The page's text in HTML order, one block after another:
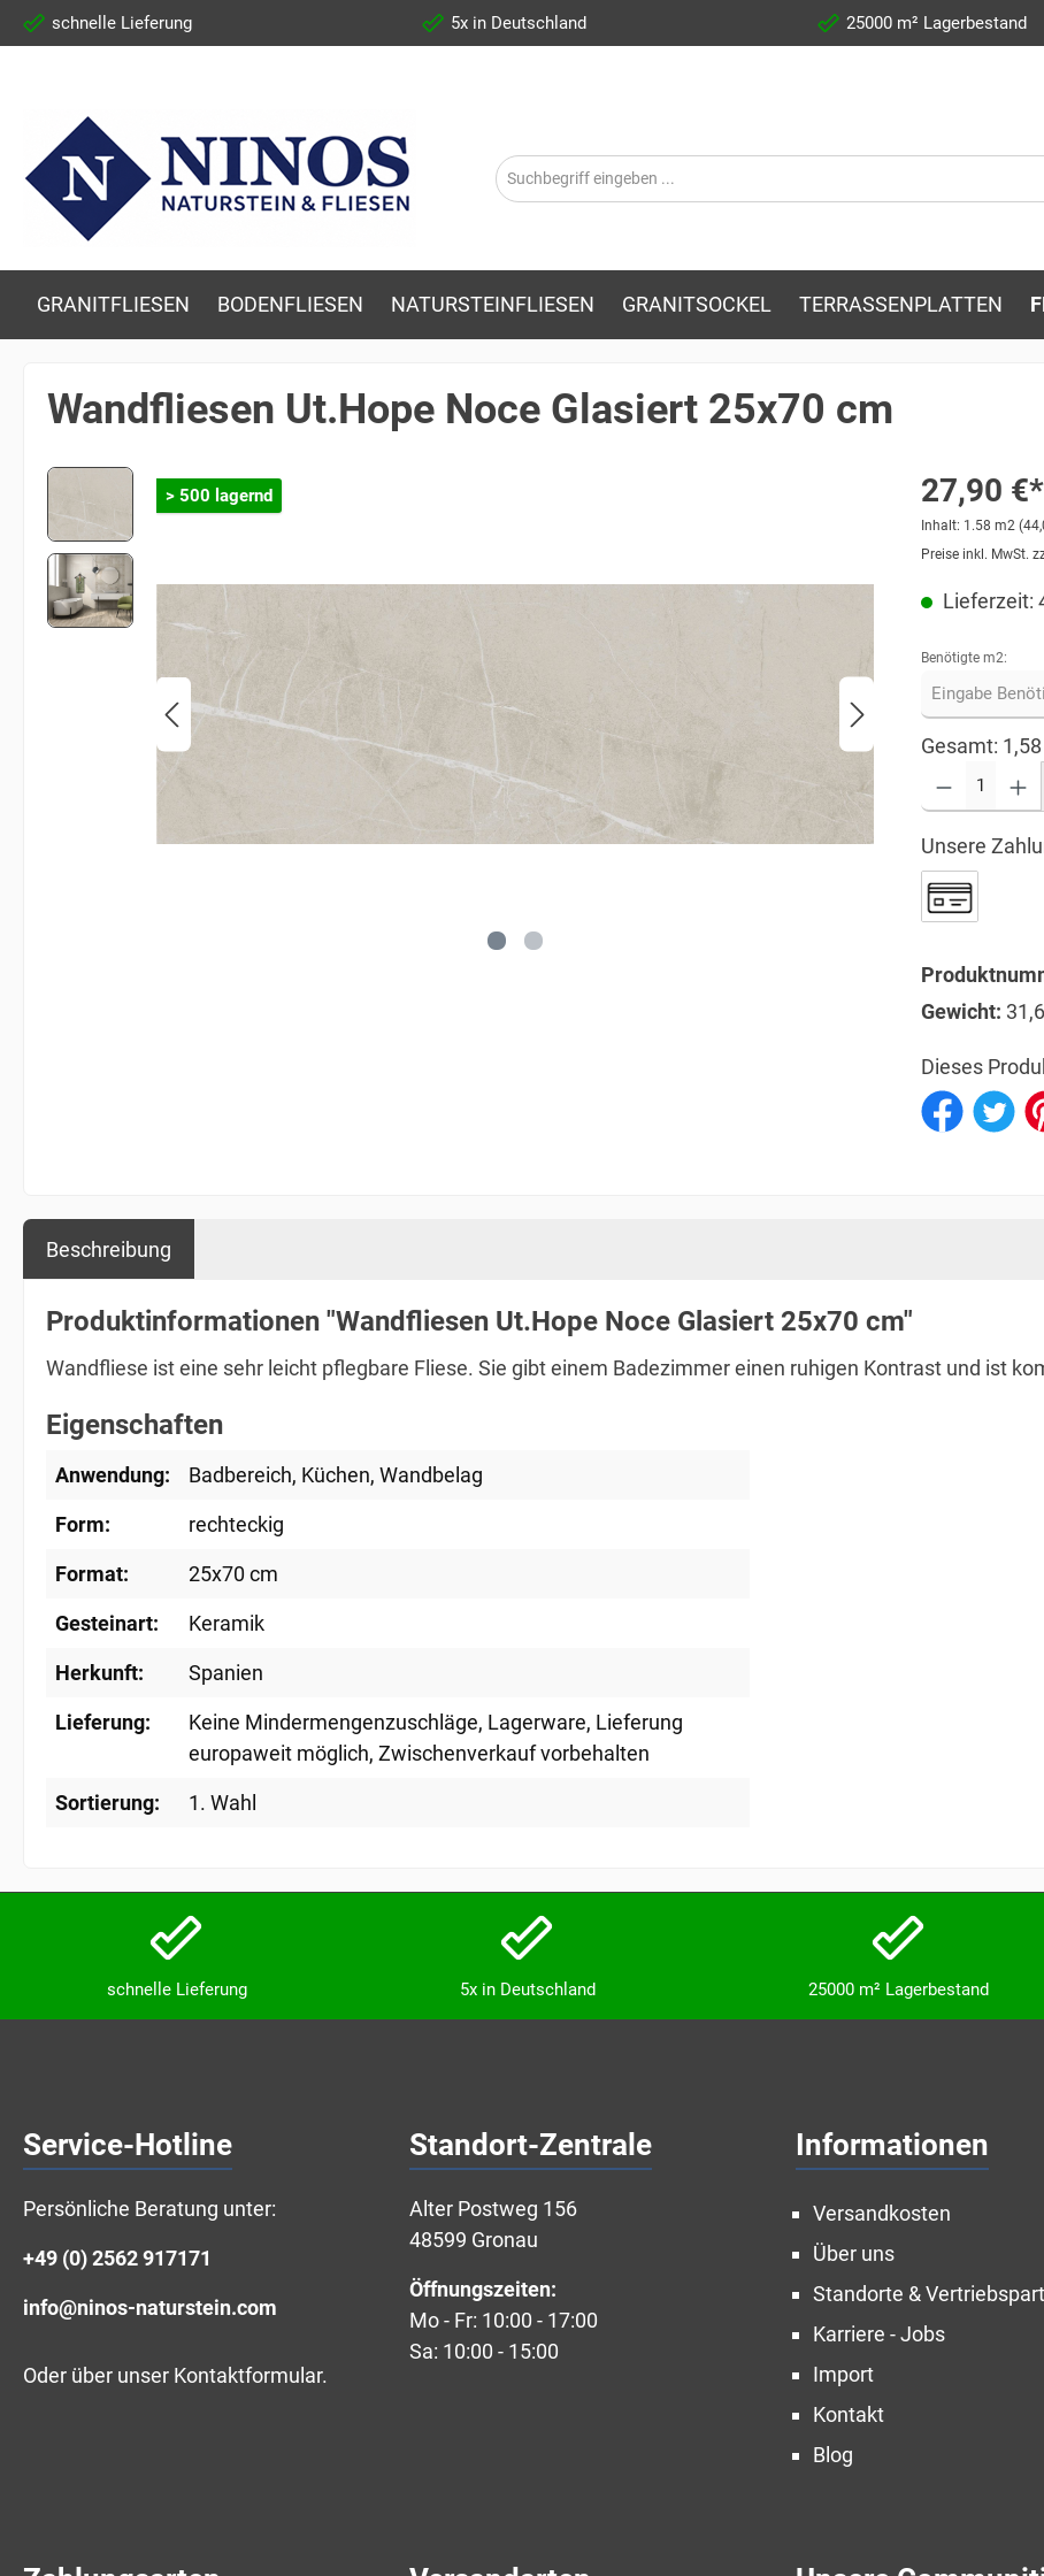
schnelle Lieferung 5x in Deutschland 25000 m² Lagerbestand
GRANITFLIESEN BODENFLIESEN NATURSTEINFLIESEN GRANITSOCKEL TERRASSENPLATTEN
Wandfliesen Ut.Hope Noce Glasiert 25x70 cm
> 500 lagernd 27,90
Inhalt: 1.58 m2
Preise inkl. MwSt.
Lieferzeit:
Benötigte m2:
Gesamt: 1,58
Unsere
Gewicht:
Dieses
Beschreibung
Produktinformationen "Wandfliesen Ut.Hope Noce Glasiert 25x70 cm"
Wandfliese ist eine sehr leicht pflegbare Fliese. Sie gibt einem Badezimmer einen ruhigen Kontrast und ist
Eigenschaften
Anwendung: Badbereich, Küchen, Wandbelag
Form: rechteckig
Format: 25x70 cm
Gesteinart: Keramik
Herkunft: Spanien
Lieferung: Keine Mindermengenzuschläge, Lagerware, Lieferung
europaweit möglich, Zwischenverkauf vorbehalten
Sortierung: 1. Wahl
schnelle Lieferung 5x in Deutschland 25000 m² Lagerbestand
Service-Hotline
Persönliche Beratung unter:
+49 (0) 2562 917171
info@ninos-naturstein.com
Oder über unser Kontaktformular.
Standort-Zentrale
Alter Postweg 156
48599 Gronau
Öffnungszeiten:
Mo - Fr: 10:00 - 17:00
Sa: 10:00 - 15:00
Informationen
Versandkosten
Über uns
Standorte &
Karriere - Jobs
Import
Kontakt
Blog